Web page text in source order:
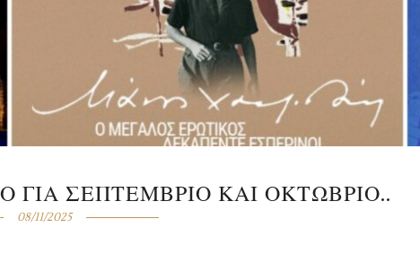
ΓΙΑ ΣΕΠΤΕΜΒΡΙΟ ΚΑΙ ΟΚΤΩΒΡΙΟ..
08/11/2025